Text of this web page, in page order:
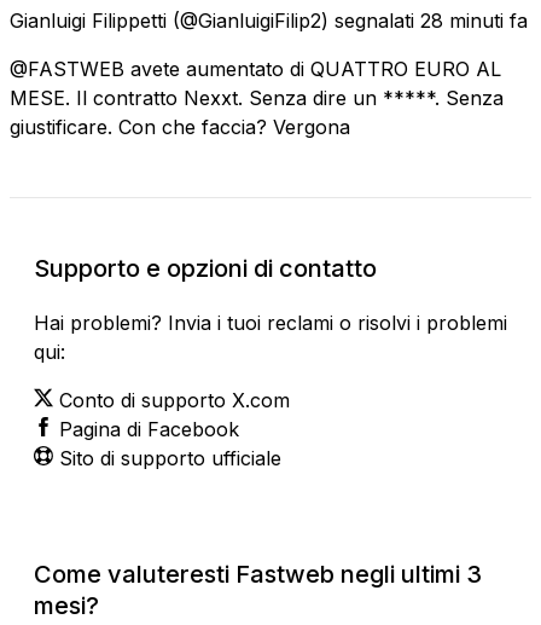
Gianluigi Filippetti (@GianluigiFilip2) segnalati 28 minuti fa
@FASTWEB avete aumentato di QUATTRO EURO AL
MESE. Il contratto Nexxt. Senza dire un *****. Senza
giustificare. Con che faccia? Vergona
Supporto e opzioni di contatto
Hai problemi? Invia i tuoi reclami o risolvi i problemi
qui:
Conto di supporto X.com
Pagina di Facebook
Sito di supporto ufficiale
Come valuteresti Fastweb negli ultimi 3
mesi?